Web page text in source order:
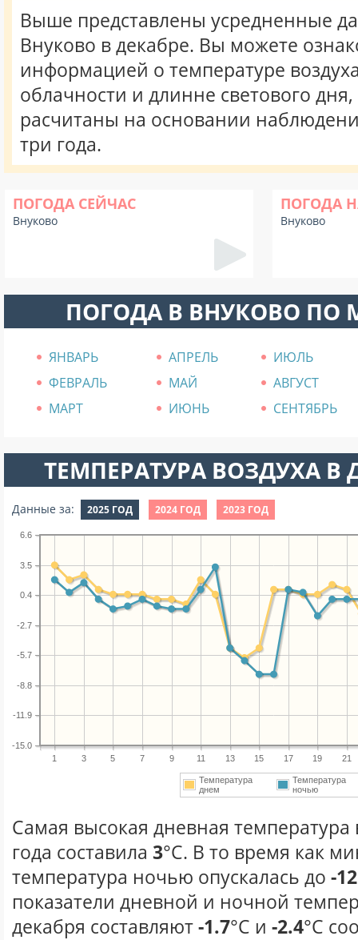
Выше представлены усредненные
Внуково в декабре. Вы можете
информацией о температуре
облачности и длинне светового
расчитаны на основании
три года.
ПОГОДА СЕЙЧАС
Внуково
ПОГОДА
Внуково
ПОГОДА В ВНУКОВО ПО
ЯНВАРЬ АПРЕЛЬ
ИЮЛЬ
ФЕВРАЛЬ
МАЙ
АВГУСТ
МАРТ
ИЮНЬ СЕНТЯБРЬ
ТЕМПЕРАТУРА ВОЗДУХА В
Данные за: 2025 ГОД 2024 ГОД 2023 ГОД
1 3 5 7 9 11 13 15 17 19 21
-15.0
-11.9
-8.8
-5.7
-2.7
0.4
3.5
6.6
Температура
днем
Температура
ночью
Самая высокая дневная температура
года составила 3°С. В то время как
температура ночью опускалась до -12
показатели дневной и ночной
декабря составляют-1.7°С и -2.4°С